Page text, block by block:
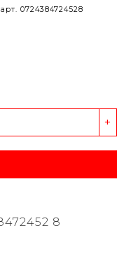
арт. 0724384724528
+
8